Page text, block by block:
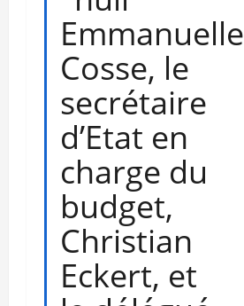
Emmanuelle
Cosse, le
secrétaire
d’Etat en
charge du
budget,
Christian
Eckert, et